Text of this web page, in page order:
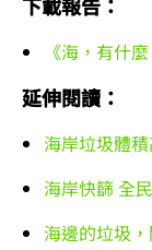
《海，有什
延伸閱讀：
海岸垃圾體
海岸快篩 全
海邊的垃圾